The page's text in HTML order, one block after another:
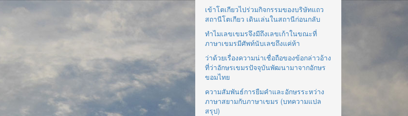
เข้าโตเกียวไปร่วมกิจกรรมของบริษัทแถว
สถานีโตเกียว เดินเล่นในสถานีก่อนกลับ
ทำไมเลขเขมรจึงมีถึงเลขเก้าในขณะที่
ภาษาเขมรมีศัพท์นับเลขถึงแค่ห้า
ว่าด้วยเรื่องความน่าเชื่อถือของข้อกล่าวอ้าง
ที่ว่าอักษรเขมรปัจจุบันพัฒนามาจากอักษร
ขอมไทย
ความสัมพันธ์การยืมคำและอักษรระหว่าง
ภาษาสยามกับภาษาเขมร (บทความแปล
สรุป)